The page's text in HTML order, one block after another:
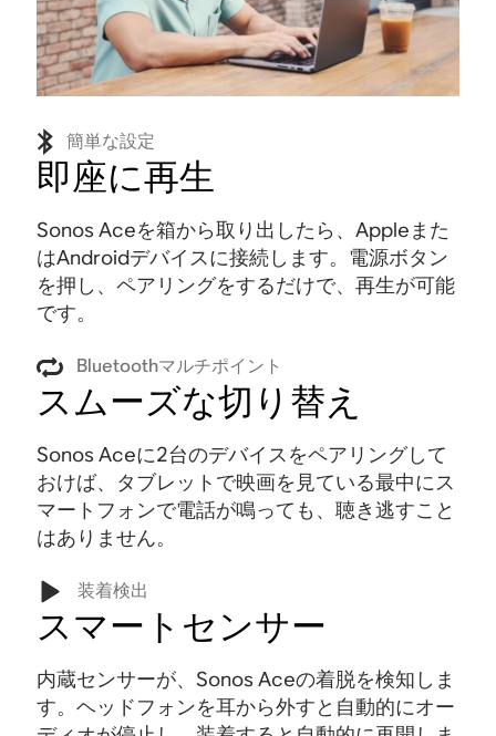
簡単な設定
即座に再生
Sonos Aceを箱から取り出したら、Appleまた
はAndroidデバイスに接続します。電源ボタン
を押し、ペアリングをするだけで、再生が可能
です。
Bluetoothマルチポイント
スムーズな切り替え
Sonos Aceに2台のデバイスをペアリングして
おけば、タブレットで映画を見ている最中にス
マートフォンで電話が鳴っても、聴き逃すこと
はありません。
装着検出
スマートセンサー
内蔵センサーが、Sonos Aceの着脱を検知しま
す。ヘッドフォンを耳から外すと自動的にオー